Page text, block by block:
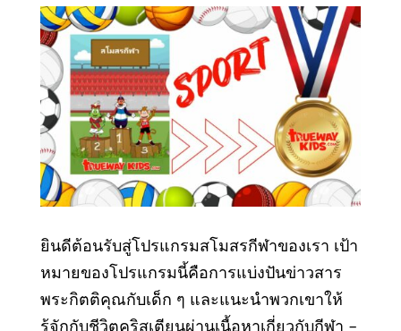
ยินดีต้อนรับสู่โปรแกรมสโมสรกีฬาของเรา เป้า
หมายของโปรแกรมนี้คือการแบ่งปันข่าวสาร
พระกิตติคุณกับเด็ก ๆ และแนะนําพวกเขาให้
รู้จักกับชีวิตคริสเตียนผ่านเนื้อหาเกี่ยวกับกีฬา –